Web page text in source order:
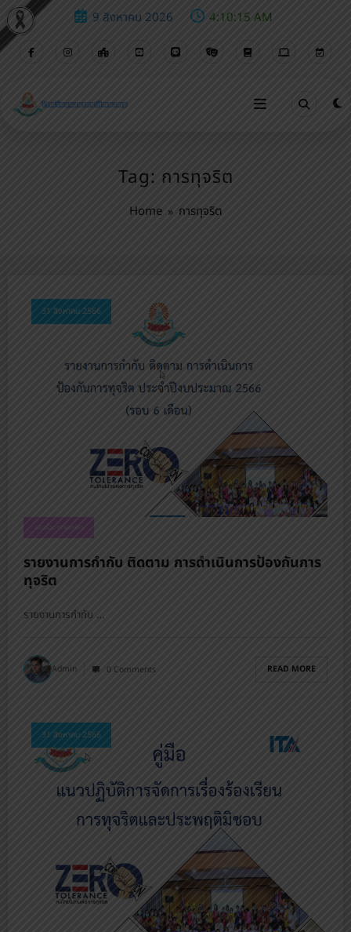
9 สิงหาคม 2026 4:10:16 AM
Tag: การทุจริต
Home การทุจริต
31 สิงหาคม 2566
รอบรั้วนางรองพิท
รายงานการกำกับ ติดตาม การดำเนินการป้องกันการ
ทุจริต
รายงานการกำกับ …
Admin 0 Comments READ MORE
31 สิงหาคม 2566